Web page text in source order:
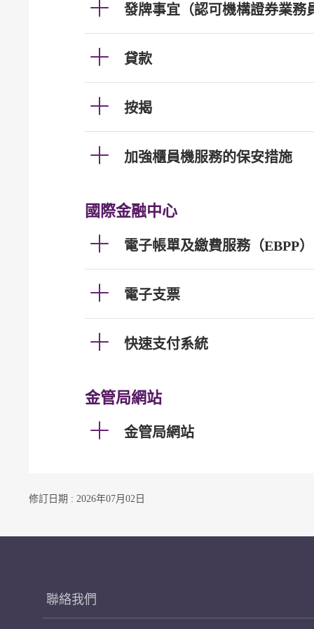
發牌事宜（認可機構證券業務
貸款
按揭
加強櫃員機服務的保安措施
國際金融中心
電子帳單及繳費服務（EBPP）
電子支票
快速支付系統
金管局網站
金管局網站
修訂日期 : 2026年07月02日
聯絡我們